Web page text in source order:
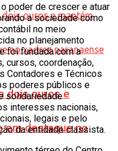
dois ouros e
em destaque no
poder de crescer e atuar
a sociedade como
no meio
no planejamento
foi fundada com a
cursos, coordenação,
Contadores e Técnicos
poderes públicos e
solidariedade
interesses nacionais,
legais e pelo
da entidade classista.